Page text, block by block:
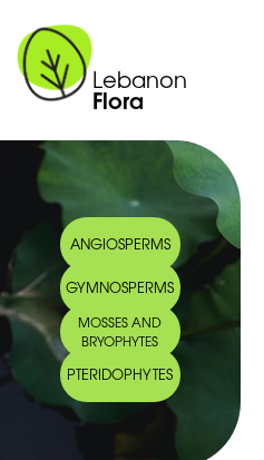
Lebanon
Flora
ANGIOSPERMS
GYMNOSPERMS
MOSSES AND
BRYOPHYTES
PTERIDOPHYTES